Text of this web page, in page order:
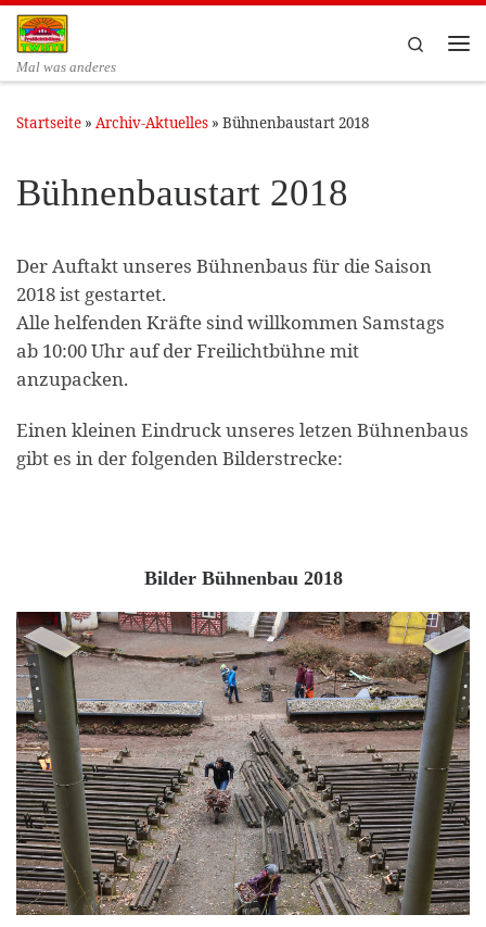
Zum Inhalt springen
Mal was anderes
Search
Startseite » Archiv-Aktuelles » Bühnenbaustart 2018
Bühnenbaustart 2018
Der Auftakt unseres Bühnenbaus für die Saison
2018 ist gestartet.
Alle helfenden Kräfte sind willkommen Samstags
ab 10:00 Uhr auf der Freilichtbühne mit
anzupacken.
Einen kleinen Eindruck unseres letzen Bühnenbaus
gibt es in der folgenden Bilderstrecke:
Bilder Bühnenbau 2018